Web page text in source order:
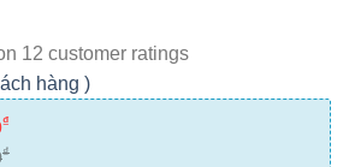
12 customer ratings
hàng )
₫
₫